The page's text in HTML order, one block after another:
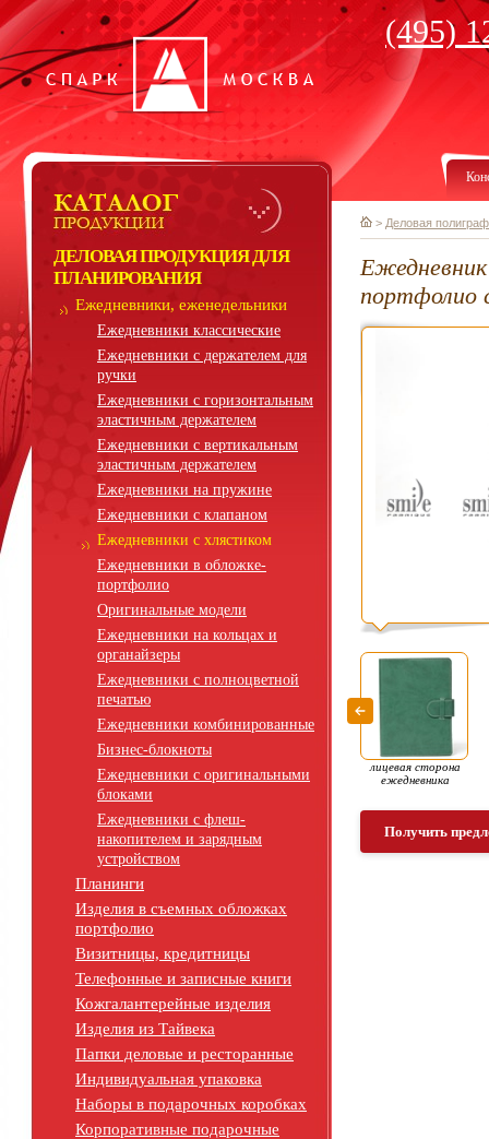
(495)
ДЕЛОВАЯ ПРОДУКЦИЯ ДЛЯ
ПЛАНИРОВАНИЯ
Ежедневники, еженедельники
Ежедневники классические
Ежедневники с держателем для
ручки
Ежедневники с горизонтальным
эластичным держателем
Ежедневники с вертикальным
эластичным держателем
Ежедневники на пружине
Ежедневники с клапаном
Ежедневники с хлястиком
Ежедневники в обложке-
портфолио
Оригинальные модели
Ежедневники на кольцах и
органайзеры
Ежедневники с полноцветной
печатью
Ежедневники комбинированные
Бизнес-блокноты
Ежедневники с оригинальными
блоками
Ежедневники с флеш-
накопителем и зарядным
устройством
Планинги
Изделия в съемных обложках
портфолио
Визитницы, кредитницы
Телефонные и записные книги
Кожгалантерейные изделия
Изделия из Тайвека
Папки деловые и ресторанные
Индивидуальная упаковка
Наборы в подарочных коробках
Корпоративные подарочные
> Деловая
портфолио
лицевая сторона
ежедневника
Получить